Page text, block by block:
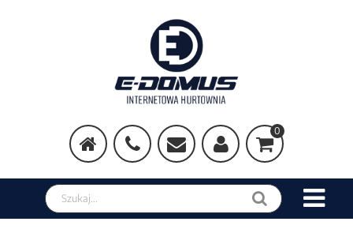
0
Szukaj w sklepie